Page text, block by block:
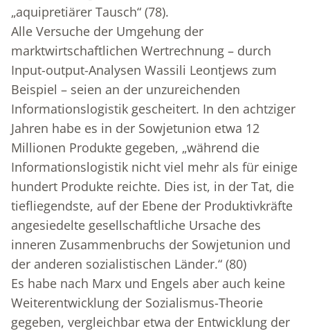
„aquipretiärer Tausch“ (78).
Alle Versuche der Umgehung der
marktwirtschaftlichen Wertrechnung – durch
Input-output-Analysen Wassili Leontjews zum
Beispiel – seien an der unzureichenden
Informationslogistik gescheitert. In den achtziger
Jahren habe es in der Sowjetunion etwa 12
Millionen Produkte gegeben, „während die
Informationslogistik nicht viel mehr als für einige
hundert Produkte reichte. Dies ist, in der Tat, die
tiefliegendste, auf der Ebene der Produktivkräfte
angesiedelte gesellschaftliche Ursache des
inneren Zusammenbruchs der Sowjetunion und
der anderen sozialistischen Länder.“ (80)
Es habe nach Marx und Engels aber auch keine
Weiterentwicklung der Sozialismus-Theorie
gegeben, vergleichbar etwa der Entwicklung der